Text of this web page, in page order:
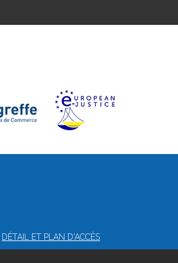
DÉTAIL ET PLAN D'ACCÈS